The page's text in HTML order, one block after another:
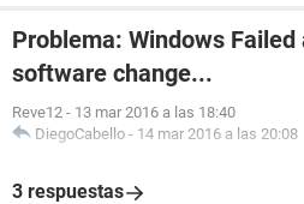
Problema: Windows
software change...
Reve12 - 13 mar 2016 a las 18:40
DiegoCabello - 14 mar 2016 a las 20:08
3 respuestas